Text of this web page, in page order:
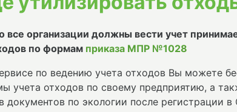
все организации должны вести учет
по формам приказа МПР №1028
по ведению учета отходов Вы можете
учета отходов по своему предприятию, а
документов по экологии после регистрации в